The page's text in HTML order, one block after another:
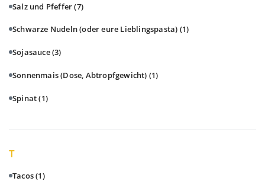
Salz und Pfeffer(7)
Schwarze Nudeln (oder eure Lieblingspasta) (1)
Sojasauce(3)
Sonnenmais (Dose, Abtropfgewicht) (1)
Spinat(1)
T
Tacos(1)